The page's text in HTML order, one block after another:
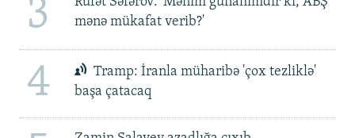
3
mənə mükafat verib?'
4
Tramp: İranla müharibə 'çox tezliklə'
başa çatacaq